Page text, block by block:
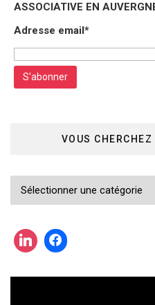
ASSOCIATIVE EN
Adresse email*
VOUS
Vous
actualité
?